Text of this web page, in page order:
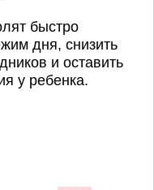
быстро
дня, снизить
и оставить
у ребенка.